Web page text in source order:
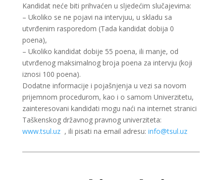
Kandidat neće biti prihvaćen u sljedećim slučajevima:
– Ukoliko se ne pojavi na intervjuu, u skladu sa
utvrđenim rasporedom (Tada kandidat dobija 0
poena),
– Ukoliko kandidat dobije 55 poena, ili manje, od
utvrđenog maksimalnog broja poena za intervju (koji
iznosi 100 poena).
Dodatne informacije i pojašnjenja u vezi sa novom
prijemnom procedurom, kao i o samom Univerzitetu,
zainteresovani kandidati mogu naći na internet stranici
Taškenskog državnog pravnog univerziteta:
www.tsul.uz, ili pisati na email adresu: info@tsul.uz